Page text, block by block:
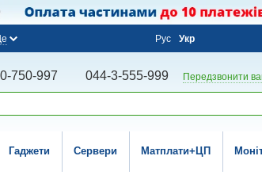
Рус Укр
750-997 044-3-555-999 Передзвонити
Гаджети Сервери Матплати+ЦП